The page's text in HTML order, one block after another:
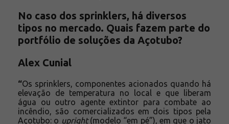
No caso dos sprinklers, há diversos
tipos no mercado. Quais fazem parte do
portfólio de soluções da Açotubo?
Alex Cunial
“Os sprinklers, componentes acionados quando há
elevação de temperatura no local e que liberam
água ou outro agente extintor para combate ao
incêndio, são comercializados em dois tipos pela
Açotubo: o upright(modelo “em pé”), em que o jato